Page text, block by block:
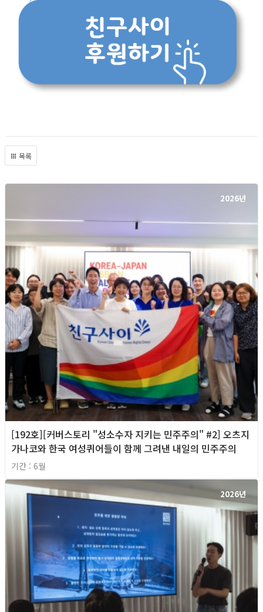
목록
2026년
[192호][커버스토리 "성소수자 지키는 민주주의" #2] 오츠지
가나코와 한국 여성퀴어들이 함께 그려낸 내일의 민주주의
기간 : 6월
2026년